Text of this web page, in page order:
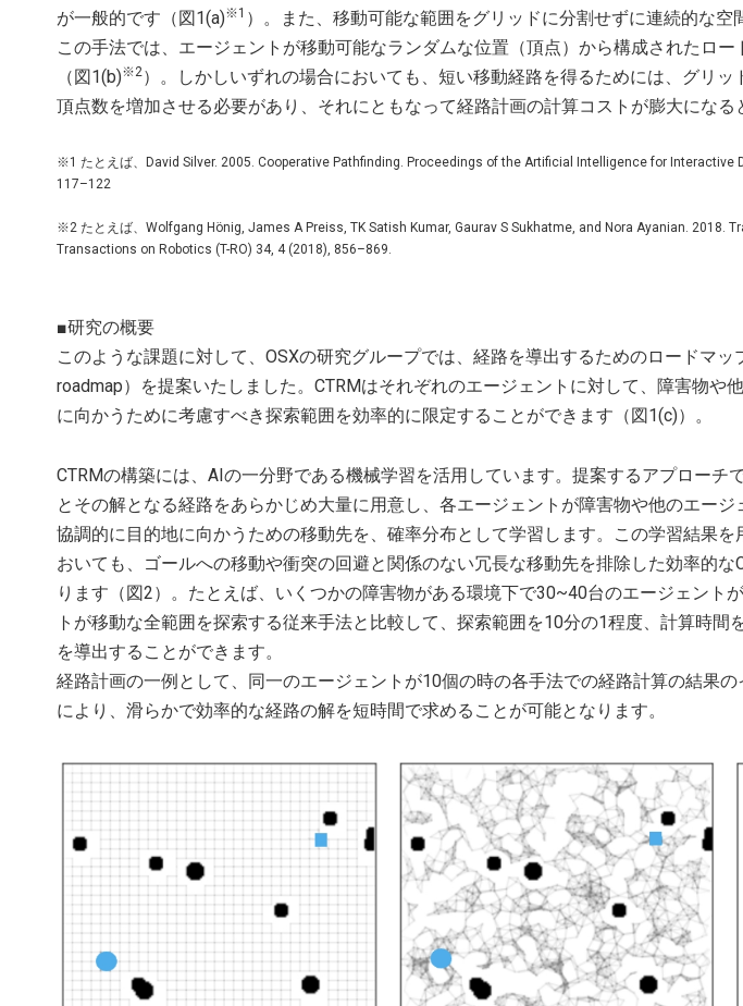
が一般的です（図1(a)※1 ）。また、移動可能な範囲をグリッドに分割せずに連続的な空
この手法では、エージェントが移動可能なランダムな位置（頂点）から構成されたロ
（図1(b)※2）。しかしいずれの場合においても、短い移動経路を得るためには、グリ
頂点数を増加させる必要があり、それにともなって経路計画の計算コストが膨大になる
※1 たとえば、David Silver. 2005. Cooperative Pathfinding. Proceedings of the Artificial Intelligence for Interactive
117–122
※2 たとえば、Wolfgang Hönig, James A Preiss, TK Satish Kumar, Gaurav S Sukhatme, and Nora Ayanian. 2018.
Transactions on Robotics (T-RO) 34, 4 (2018), 856–869.
■研究の概要
このような課題に対して、OSXの研究グループでは、経路を導出するためのロードマ
roadmap）を提案いたしました。CTRMはそれぞれのエージェントに対して、障害物や
に向かうために考慮すべき探索範囲を効率的に限定することができます（図1(c)）。
CTRMの構築には、AIの一分野である機械学習を活用しています。提案するアプローチ
とその解となる経路をあらかじめ大量に用意し、各エージェントが障害物や他のエー
協調的に目的地に向かうための移動先を、確率分布として学習します。この学習結果
おいても、ゴールへの移動や衝突の回避と関係のない冗長な移動先を排除した効率的
ります（図2）。たとえば、いくつかの障害物がある環境下で30~40台のエージェント
トが移動な全範囲を探索する従来手法と比較して、探索範囲を10分の1程度、計算時間
を導出することができます。
経路計画の一例として、同一のエージェントが10個の時の各手法での経路計算の結果
により、滑らかで効率的な経路の解を短時間で求めることが可能となります。